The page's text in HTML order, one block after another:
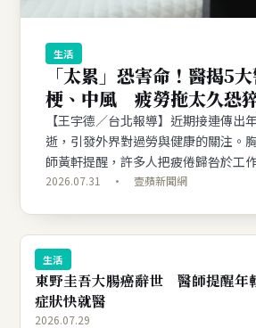
生活
「太累」恐害命！醫揭5
梗、中風 疲勞拖太久恐
【王宇德／台北報導】近期接連傳出
逝，引發外界對過勞與健康的關注。
師黃軒提醒，許多人把疲倦歸咎於工
足，但若疲倦感與平常明顯不同、休
2026.07.31 · 壹蘋新聞網
生活
東野圭吾大腸癌辭世 醫師提醒年
症狀快就醫
2026.07.29